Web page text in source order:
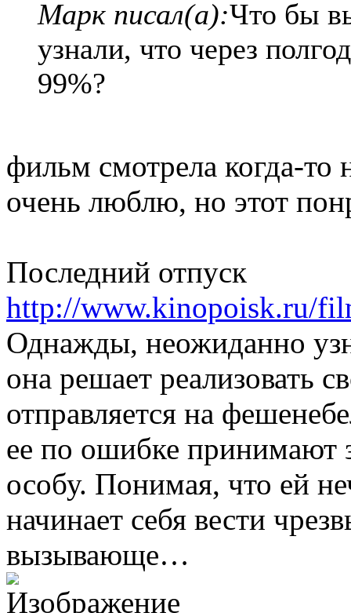
Марк писал(а):Что бы
узнали, что через
99%?
фильм смотрела когда-то
очень люблю, но этот
Последний отпуск
http://www.kinopoisk.ru/
Однажды, неожиданно
она решает реализовать
отправляется на
ее по ошибке принимают
особу. Понимая, что ей
начинает себя вести
вызывающе…